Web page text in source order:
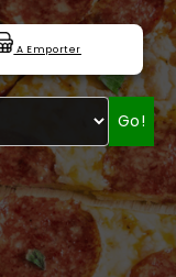
A Emporter
Go!